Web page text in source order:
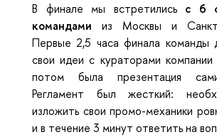
В финале мы встретились с 6
командами из Москвы и Санкт-
Первые 2,5 часа финала команды
свои идеи с кураторами
потом была презентация
Регламент был жесткий:
изложить свои промо-механики
и в течение 3 минут ответить на